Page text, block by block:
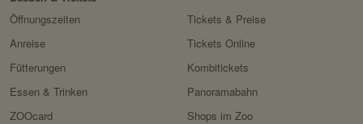
Öffnungszeiten
Anreise
Fütterungen
Essen & Trinken
ZOOcard
Tickets & Preise
Tickets Online
Kombitickets
Panoramabahn
Shops im Zoo